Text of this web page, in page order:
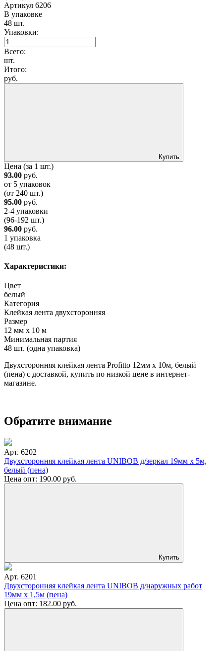
Артикул 6206
В упаковке
48 шт.
Упаковки:
Всего:
шт.
Итого:
руб.
Купить
Цена (за 1 шт.)
93.00 руб.
от 5 упаковок
(от 240 шт.)
95.00 руб.
2-4 упаковки
(96-192 шт.)
96.00 руб.
1 упаковка
(48 шт.)
Характеристики:
Цвет
белый
Категория
Клейкая лента двухсторонняя
Размер
12 мм х 10 м
Минимальная партия
48 шт. (одна упаковка)
Двухсторонняя клейкая лента Profitto 12мм х 10м, белый
(пена) с доставкой, купить по низкой цене в интернет-
магазине.
Обратите внимание
Арт. 6202
Двухсторонняя клейкая лента UNIBOB д/зеркал 19мм х 5м,
белый (пена)
Цена опт: 190.00 руб.
Купить
Арт. 6201
Двухсторонняя клейкая лента UNIBOB д/наружных работ
19мм х 1,5м (пена)
Цена опт: 182.00 руб.